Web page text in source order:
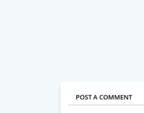
POST A COMMENT